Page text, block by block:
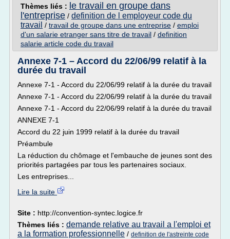
Thèmes liés : le travail en groupe dans
l'entreprise / definition de l employeur code du
travail / travail de groupe dans une entreprise / emploi
d'un salarie etranger sans titre de travail / definition
salarie article code du travail
Annexe 7-1 – Accord du 22/06/99 relatif à la
durée du travail
Annexe 7-1 - Accord du 22/06/99 relatif à la durée du travail
Annexe 7-1 - Accord du 22/06/99 relatif à la durée du travail
Annexe 7-1 - Accord du 22/06/99 relatif à la durée du travail
ANNEXE 7-1
Accord du 22 juin 1999 relatif à la durée du travail
Préambule
La réduction du chômage et l'embauche de jeunes sont des
priorités partagées par tous les partenaires sociaux.
Les entreprises...
Lire la suite
Site : http://convention-syntec.logice.fr
Thèmes liés : demande relative au travail a l'emploi et
a la formation professionnelle / definition de l'astreinte code